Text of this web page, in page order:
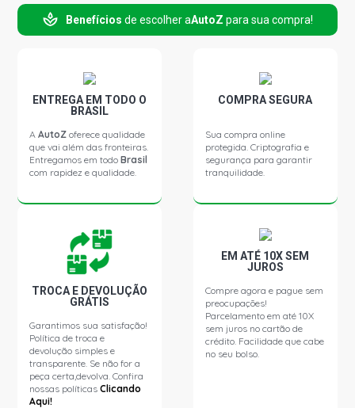
Benefícios de escolher aAutoZ para sua compra!
ENTREGA EM TODO O
BRASIL
AAutoZ oferece qualidade
que vai além das fronteiras.
Entregamos em todoBrasil
com rapidez e qualidade.
COMPRA SEGURA
Sua compra online
protegida. Criptografia e
segurança para garantir
tranquilidade.
TROCA E DEVOLUÇÃO
GRÁTIS
Garantimos sua satisfação!
Política de troca e
devolução simples e
transparente. Se não for a
peça certa,devolva. Confira
nossas políticasClicando
Aqui!
EM ATÉ 10X SEM
JUROS
Compre agora e pague sem
preocupações!
Parcelamento em até 10X
sem juros no cartão de
crédito. Facilidade que cabe
no seu bolso.